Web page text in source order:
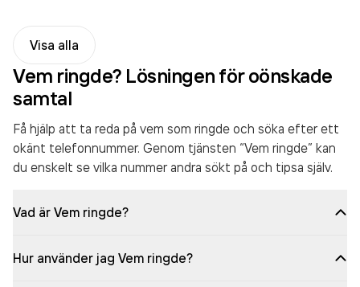
Visa alla
Vem ringde? Lösningen för oönskade
samtal
Få hjälp att ta reda på vem som ringde och söka efter ett
okänt telefonnummer. Genom tjänsten “Vem ringde” kan
du enskelt se vilka nummer andra sökt på och tipsa själv.
Vad är Vem ringde?
Hur använder jag Vem ringde?